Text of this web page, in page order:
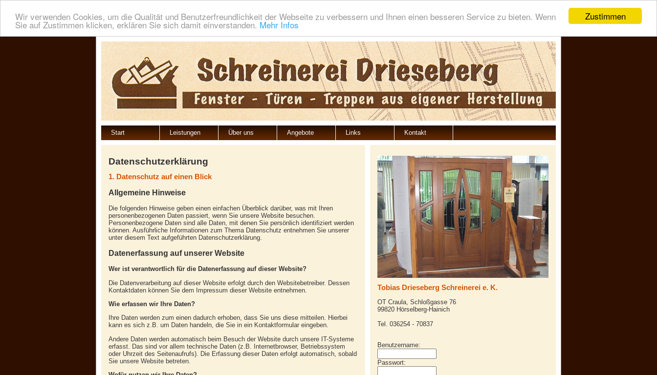
Zustimmen
Wir verwenden Cookies, um die Qualität und Benutzerfreundlichkeit der Webseite zu verbessern und Ihnen einen besseren Service zu bieten. Wenn
Sie auf Zustimmen klicken, erklären Sie sich damit einverstanden. Mehr Infos
Start Leistungen Über uns Angebote Links Kontakt
Datenschutzerklärung
1. Datenschutz auf einen Blick
Allgemeine Hinweise
Die folgenden Hinweise geben einen einfachen Überblick darüber, was mit Ihren
personenbezogenen Daten passiert, wenn Sie unsere Website besuchen.
Personenbezogene Daten sind alle Daten, mit denen Sie persönlich identifiziert werden
können. Ausführliche Informationen zum Thema Datenschutz entnehmen Sie unserer
unter diesem Text aufgeführten Datenschutzerklärung.
Datenerfassung auf unserer Website
Wer ist verantwortlich für die Datenerfassung auf dieser Website?
Die Datenverarbeitung auf dieser Website erfolgt durch den Websitebetreiber. Dessen
Kontaktdaten können Sie dem Impressum dieser Website entnehmen.
Wie erfassen wir Ihre Daten?
Ihre Daten werden zum einen dadurch erhoben, dass Sie uns diese mitteilen. Hierbei
kann es sich z.B. um Daten handeln, die Sie in ein Kontaktformular eingeben.
Andere Daten werden automatisch beim Besuch der Website durch unsere IT-Systeme
erfasst. Das sind vor allem technische Daten (z.B. Internetbrowser, Betriebssystem
oder Uhrzeit des Seitenaufrufs). Die Erfassung dieser Daten erfolgt automatisch, sobald
Sie unsere Website betreten.
Tobias Drieseberg Schreinerei e. K.
OT Craula, Schloßgasse 76
99820 Hörselberg-Hainich
Tel. 036254 - 70837
Benutzername:
Passwort: